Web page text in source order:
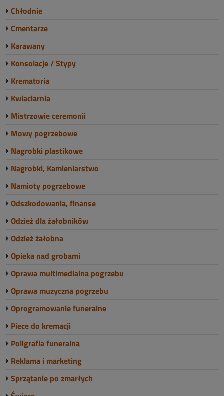
Chłodnie
Cmentarze
Karawany
Konsolacje / Stypy
Krematoria
Kwiaciarnia
Mistrzowie ceremonii
Mowy pogrzebowe
Nagrobki plastikowe
Nagrobki, Kamieniarstwo
Namioty pogrzebowe
Odszkodowania, finanse
Odzież dla żałobników
Odzież żałobna
Opieka nad grobami
Oprawa multimedialna pogrzebu
Oprawa muzyczna pogrzebu
Oprogramowanie funeralne
Piece do kremacji
Poligrafia funeralna
Reklama i marketing
Sprzątanie po zmarłych